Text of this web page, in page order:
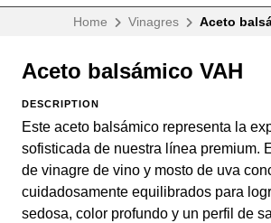
Home Vinagres Aceto
Aceto balsámico VAH
DESCRIPTION
Este aceto balsámico representa la
sofisticada de nuestra línea premium.
de vinagre de vino y mosto de uva
cuidadosamente equilibrados para
sedosa, color profundo y un perfil de